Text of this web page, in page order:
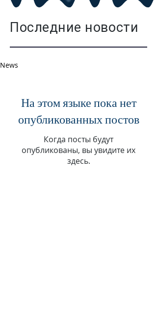
Последние новости
News
На этом языке пока нет
опубликованных постов
Когда посты будут
опубликованы, вы увидите их
здесь.